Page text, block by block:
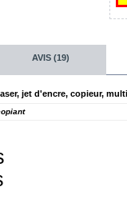
AVIS (19)
jet d'encre, copieur,